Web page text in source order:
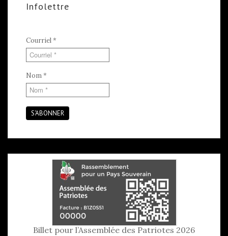
Infolettre
Courriel*
Nom*
S'ABONNER
Billet pour l’Assemblée des Patriotes 2026